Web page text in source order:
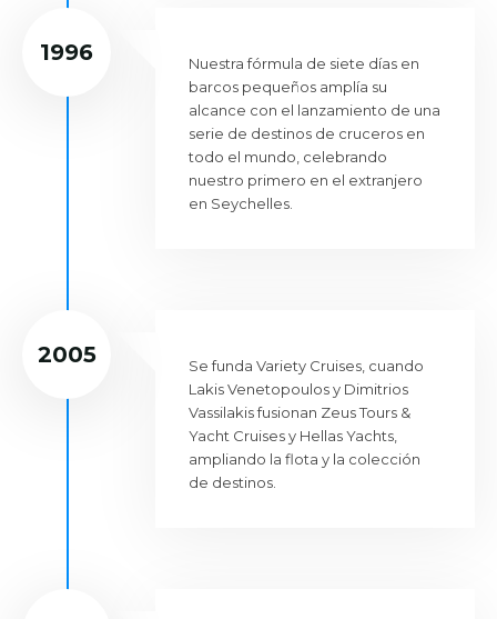
1996
Nuestra fórmula de siete días en
barcos pequeños amplía su
alcance con el lanzamiento de una
serie de destinos de cruceros en
todo el mundo, celebrando
nuestro primero en el extranjero
en Seychelles.
2005
Se funda Variety Cruises, cuando
Lakis Venetopoulos y Dimitrios
Vassilakis fusionan Zeus Tours &
Yacht Cruises y Hellas Yachts,
ampliando la flota y la colección
de destinos.